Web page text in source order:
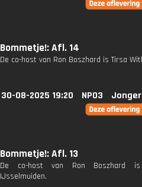
Bommetje!: Afl. 14
De co-host van Ron Boszhard is Tirsa
30-08-2025 19:20 NPO3
Bommetje!: Afl. 13
De co-host van Ron Boszhard is
IJsselmuiden.